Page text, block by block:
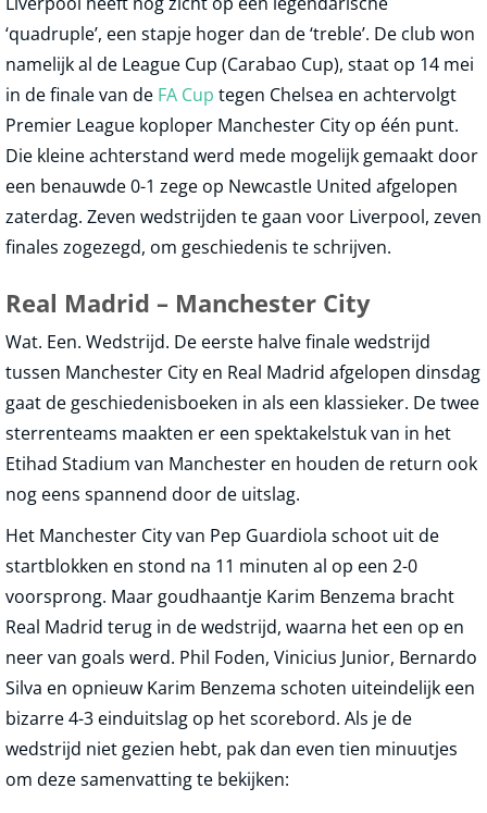
‘quadruple’, een stapje hoger dan de ‘treble’. De club won
namelijk al de League Cup (Carabao Cup), staat op 14 mei
in de finale van de FA Cup tegen Chelsea en achtervolgt
Premier League koploper Manchester City op één punt.
Die kleine achterstand werd mede mogelijk gemaakt door
een benauwde 0-1 zege op Newcastle United afgelopen
zaterdag. Zeven wedstrijden te gaan voor Liverpool, zeven
finales zogezegd, om geschiedenis te schrijven.
Real Madrid – Manchester City
Wat. Een. Wedstrijd. De eerste halve finale wedstrijd
tussen Manchester City en Real Madrid afgelopen dinsdag
gaat de geschiedenisboeken in als een klassieker. De twee
sterrenteams maakten er een spektakelstuk van in het
Etihad Stadium van Manchester en houden de return ook
nog eens spannend door de uitslag.
Het Manchester City van Pep Guardiola schoot uit de
startblokken en stond na 11 minuten al op een 2-0
voorsprong. Maar goudhaantje Karim Benzema bracht
Real Madrid terug in de wedstrijd, waarna het een op en
neer van goals werd. Phil Foden, Vinicius Junior, Bernardo
Silva en opnieuw Karim Benzema schoten uiteindelijk een
bizarre 4-3 einduitslag op het scorebord. Als je de
wedstrijd niet gezien hebt, pak dan even tien minuutjes
om deze samenvatting te bekijken: